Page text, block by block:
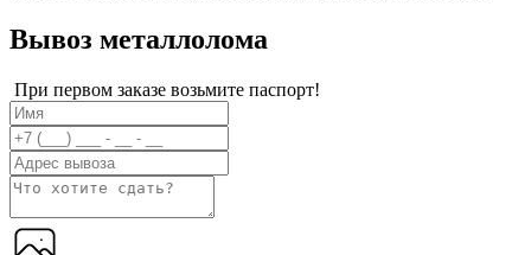
Вывоз металлолома
При первом заказе возьмите паспорт!